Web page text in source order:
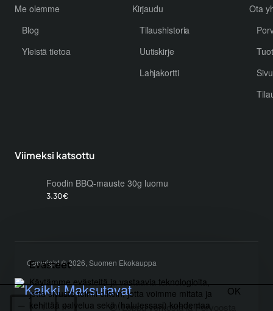
Evästeet
Käytämme evästeitä ja vastaavia teknologioita,
jotta sivusto toimii oikein, jotta voimme mitata ja
kehittää palvelua sekä (halutessasi) kohdentaa
OK
Loppu verkosta ja Porvoosta
Me olemme
Blog
Yleistä tietoa
Kirjaudu
Tilaushistoria
Uutiskirje
Lahjakortti
Ota
Viimeksi katsottu
Foodin BBQ-mauste 30g luomu
3.30€
Copyright © 2026, Suomen Ekokauppa